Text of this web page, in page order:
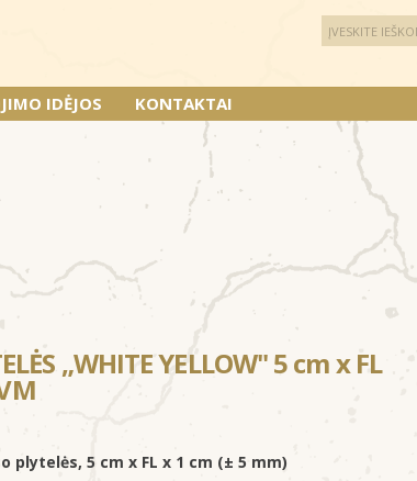
IDĖJOS KONTAKTAI
„WHITE YELLOW" 5 cm x FL
plytelės, 5 cm x FL x 1 cm (± 5 mm)